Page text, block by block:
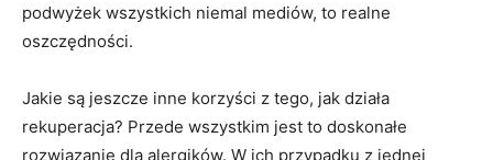
podwyżek wszystkich niemal mediów, to realne
oszczędności.
Jakie są jeszcze inne korzyści z tego, jak działa
rekuperacja? Przede wszystkim jest to doskonałe
rozwiązanie dla alergików. W ich przypadku z jednej